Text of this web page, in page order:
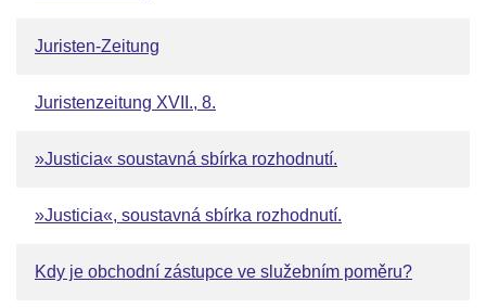
Juristen-Zeitung
Juristenzeitung XVII., 8.
»Justicia« soustavná sbírka rozhodnutí.
»Justicia«, soustavná sbírka rozhodnutí.
Kdy je obchodní zástupce ve služebním poměru?